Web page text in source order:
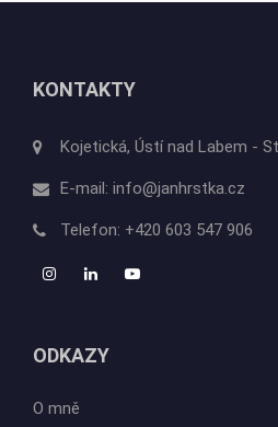
KONTAKTY
Kojetická, Ústí nad Labem -
E-mail: info@janhrstka.cz
Telefon: +420 603 547 906
ODKAZY
O mně